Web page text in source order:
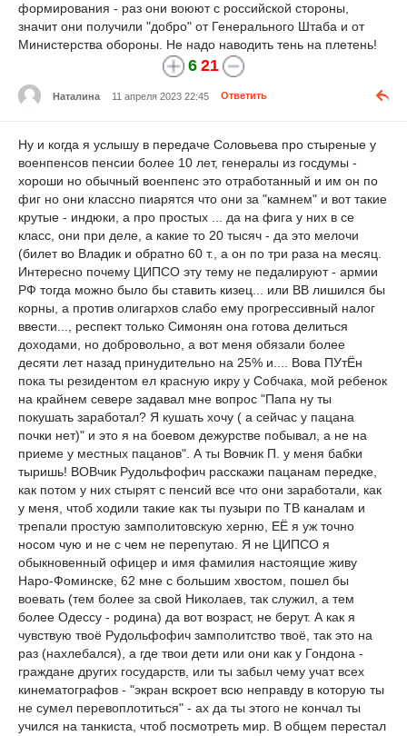
формирования - раз они воюют с российской стороны,
значит они получили "добро" от Генерального Штаба и от
Министерства обороны. Не надо наводить тень на плетень!
6 21
Наталина 11 апреля 2023 22:45 Ответить
Ну и когда я услышу в передаче Соловьева про стыреные у
военпенсов пенсии более 10 лет, генералы из госдумы -
хороши но обычный военпенс это отработанный и им он по
фиг но они классно пиарятся что они за "камнем" и вот такие
крутые - индюки, а про простых ... да на фига у них в се
класс, они при деле, а какие то 20 тысяч - да это мелочи
(билет во Владик и обратно 60 т., а он по три раза на месяц.
Интересно почему ЦИПСО эту тему не педалируют - армии
РФ тогда можно было бы ставить кизец... или ВВ лишился бы
корны, а против олигархов слабо ему прогрессивный налог
ввести..., респект только Симонян она готова делиться
доходами, но добровольно, а вот меня обязали более
десяти лет назад принудительно на 25% и.... Вова ПУтЁн
пока ты резидентом ел красную икру у Собчака, мой ребенок
на крайнем севере задавал мне вопрос "Папа ну ты
покушать заработал? Я кушать хочу ( а сейчас у пацана
почки нет)" и это я на боевом дежурстве побывал, а не на
приеме у местных пацанов". А ты Вовчик П. у меня бабки
тыришь! ВОВчик Рудольфофич расскажи пацанам передке,
как потом у них стырят с пенсий все что они заработали, как
у меня, чтоб ходили такие как ты пузыри по ТВ каналам и
трепали простую замполитовскую херню, ЕЁ я уж точно
носом чую и не с чем не перепутаю. Я не ЦИПСО я
обыкновенный офицер и имя фамилия настоящие живу
Наро-Фоминске, 62 мне с большим хвостом, пошел бы
воевать (тем более за свой Николаев, так служил, а тем
более Одессу - родина) да вот возраст, не берут. А как я
чувствую твоё Рудольфофич замполитство твоё, так это на
раз (нахлебался), а где твои дети или они как у Гондона -
граждане других государств, или ты забыл чему учат всех
кинематографов - "экран вскроет всю неправду в которую ты
не сумел перевоплотиться" - ах да ты этого не кончал ты
учился на танкиста, чтоб посмотреть мир. В общем перестал